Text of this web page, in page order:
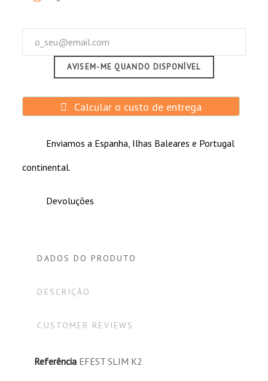
AVISEM-ME QUANDO DISPONÍVEL
Calcular o custo de entrega
Enviamos a Espanha, Ilhas Baleares e Portugal
continental.
Devoluções
DADOS DO PRODUTO
DESCRIÇÃO
CUSTOMER REVIEWS
Referência EFEST SLIM K2